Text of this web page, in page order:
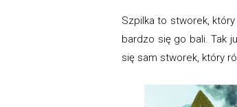
Szpilka to stworek,
bardzo się go bali. Tak
się sam stworek, który